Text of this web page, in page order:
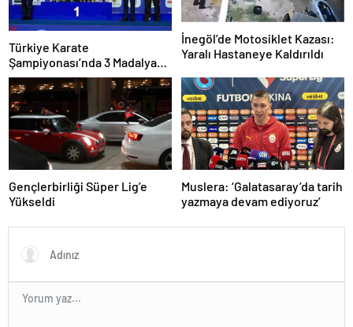
Türkiye Karate
Şampiyonası’nda 3 Madalya
Kazandı
İnegöl’de Motosiklet Kazası:
Yaralı Hastaneye Kaldırıldı
Gençlerbirliği Süper Lig’e
Yükseldi
Muslera: ‘Galatasaray’da tarih
yazmaya devam ediyoruz’